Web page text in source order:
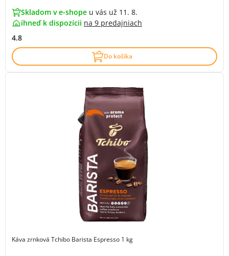
Skladom v e-shope u vás už 11. 8.
ihneď k dispozícii na 9 predajniach
4.8
Do košíka
Káva zrnková Tchibo Barista Espresso 1 kg